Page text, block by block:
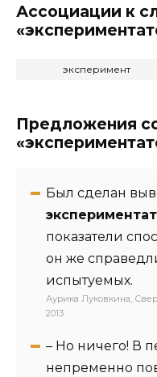
Ассоциации к
эксперимент
Предложения
Был сделан
показатели
он же
испытуемых.
Аурика Луковкина,
2013
– Но ничего! В
непременно